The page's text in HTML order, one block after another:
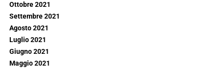
Ottobre 2021
Settembre 2021
Agosto 2021
Luglio 2021
Giugno 2021
Maggio 2021